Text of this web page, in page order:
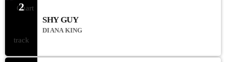
2
SHY GUY
DIANA KING